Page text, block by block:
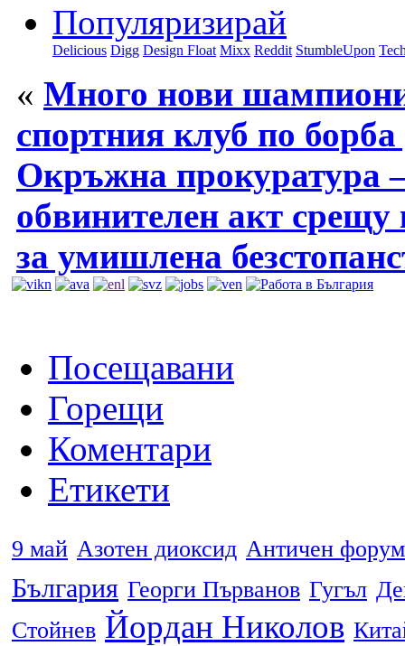
Популяризирай
Delicious Digg Design Float Mixx Reddit StumbleUpon
« Много нови
спортния клуб по
Окръжна прокуратура
обвинителен акт
за умишлена
Посещавани
Горещи
Коментари
Етикети
9 май Азотен диоксид Античен форум
България Георги Първанов Гугъл
Стойнев Йордан Николов